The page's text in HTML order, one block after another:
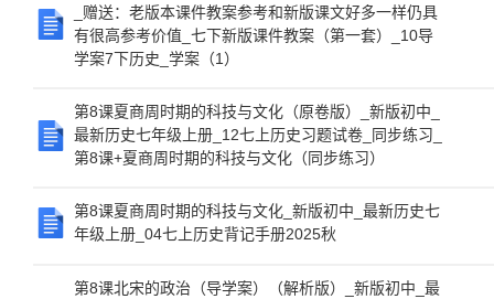
_赠送：老版本课件教案参考和新版课文好多一样仍具
有很高参考价值_七下新版课件教案（第一套）_10导
学案7下历史_学案（1）
第8课夏商周时期的科技与文化（原卷版）_新版初中_
最新历史七年级上册_12七上历史习题试卷_同步练习_
第8课+夏商周时期的科技与文化（同步练习）
第8课夏商周时期的科技与文化_新版初中_最新历史七
年级上册_04七上历史背记手册2025秋
第8课北宋的政治（导学案）（解析版）_新版初中_最